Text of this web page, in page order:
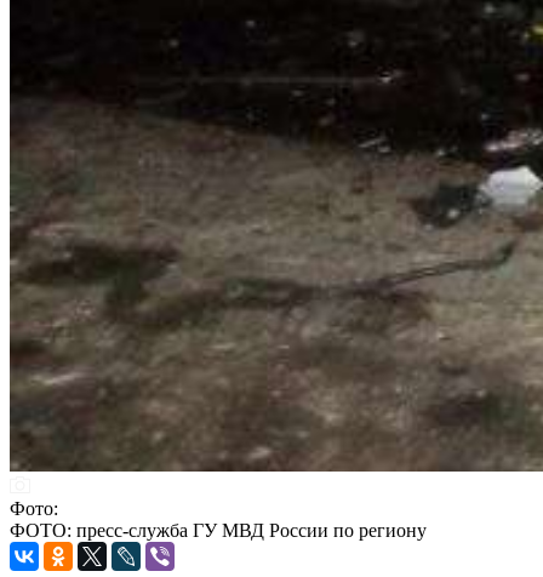
Фото:
ФОТО: пресс-служба ГУ МВД России по региону